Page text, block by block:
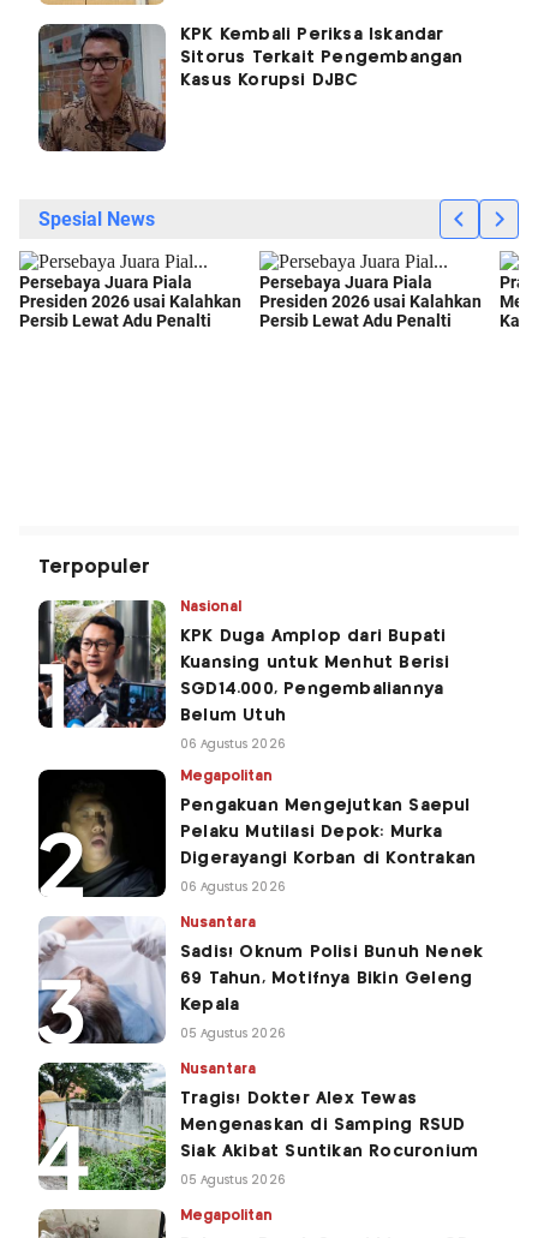
KPK Kembali Periksa Iskandar
Sitorus Terkait Pengembangan
Kasus Korupsi DJBC
Terpopuler
Nasional
KPK Duga Amplop dari Bupati
Kuansing untuk Menhut Berisi
SGD14.000, Pengembaliannya
Belum Utuh
06 Agustus 2026
Megapolitan
Pengakuan Mengejutkan Saepul
Pelaku Mutilasi Depok: Murka
Digerayangi Korban di Kontrakan
06 Agustus 2026
Nusantara
Sadis! Oknum Polisi Bunuh Nenek
69 Tahun, Motifnya Bikin Geleng
Kepala
05 Agustus 2026
Nusantara
Tragis! Dokter Alex Tewas
Mengenaskan di Samping RSUD
Siak Akibat Suntikan Rocuronium
05 Agustus 2026
Megapolitan